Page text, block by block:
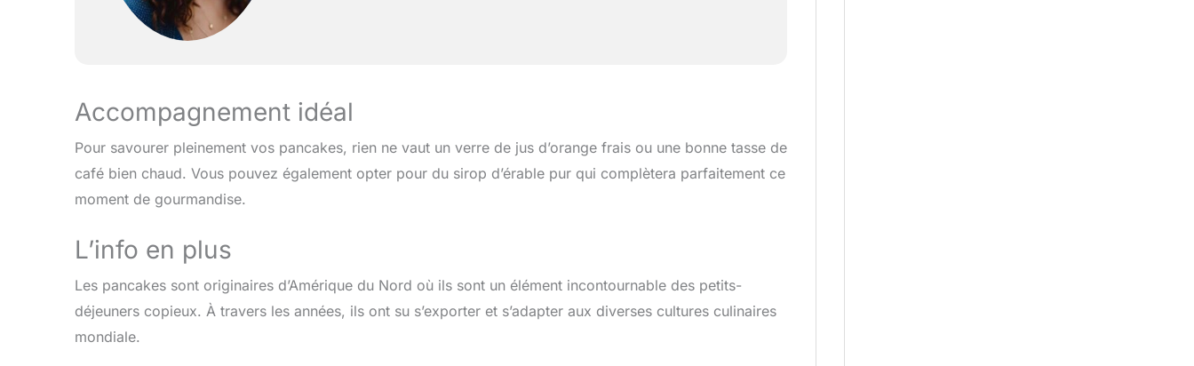
Accompagnement idéal
Pour savourer pleinement vos pancakes, rien ne vaut un verre de jus d’orange frais ou une bonne tasse de
café bien chaud. Vous pouvez également opter pour du sirop d’érable pur qui complètera parfaitement ce
moment de gourmandise.
L’info en plus
Les pancakes sont originaires d’Amérique du Nord où ils sont un élément incontournable des petits-
déjeuners copieux. À travers les années, ils ont su s’exporter et s’adapter aux diverses cultures culinaires
mondiale.